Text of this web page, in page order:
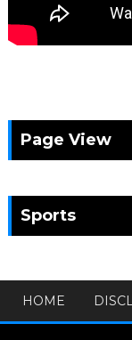
Page View
Sports
HOME